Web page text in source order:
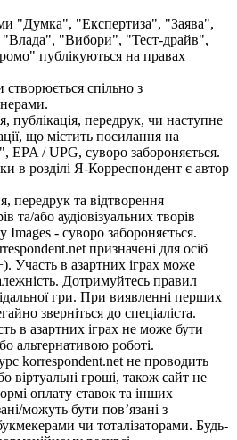
"Думка", "Експертиза", "Заява",
"Влада", "Вибори", "Тест-драйв",
публікуються на правах
спільно з
публікація, передрук, чи наступне
що містить посилання на
EPA / UPG, суворо забороняється.
в розділі Я-Корреспондент є автор
передрук та відтворення
та/або аудіовізуальних творів
Images - суворо забороняється.
призначені для осіб
Участь в азартних іграх може
Дотримуйтесь правил
гри. При виявленні перших
зверніться до спеціаліста.
в азартних іграх не може бути
альтернативою роботі.
korrespondent.net не проводить
віртуальні гроші, також сайт не
оплату ставок та інших
можуть бути пов’язані з
чи тоталізаторами. Будь-